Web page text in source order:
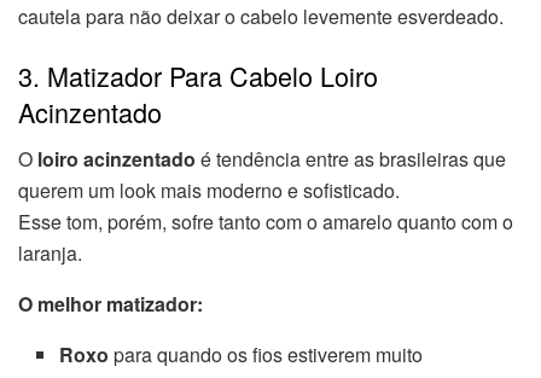
cautela para não deixar o cabelo levemente esverdeado.
3. Matizador Para Cabelo Loiro
Acinzentado
O loiro acinzentado é tendência entre as brasileiras que
querem um look mais moderno e sofisticado.
Esse tom, porém, sofre tanto com o amarelo quanto com o
laranja.
O melhor matizador:
Roxo para quando os fios estiverem muito